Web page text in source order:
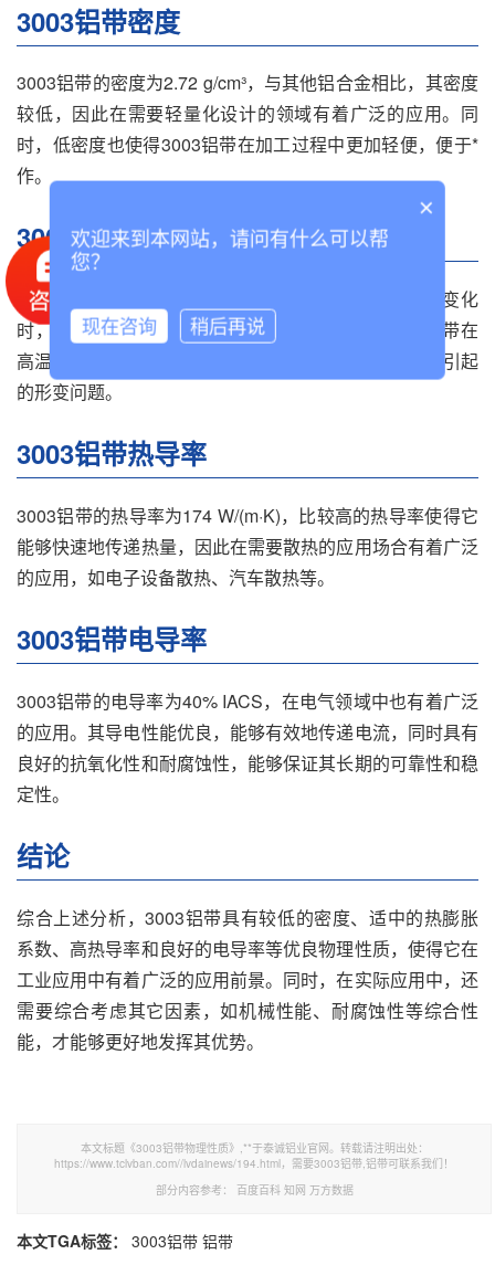
3003铝带密度
3003铝带的密度为2.72 g/cm³，与其他铝合金相比，其密度
较低，因此在需要轻量化设计的领域有着广泛的应用。同
时，低密度也使得3003铝带在加工过程中更加轻便，便于*
作。
3003铝带热膨胀系数
3003铝带的热膨胀系数为23.1×10^-6 K^-1，在温度变化
时，其长度会发生很小的变化。这种特性使得3003铝带在
高温环境下的应用更为可靠，不容易出现因温度变化而引起
的形变问题。
3003铝带热导率
3003铝带的热导率为174 W/(m·K)，比较高的热导率使得它
能够快速地传递热量，因此在需要散热的应用场合有着广泛
的应用，如电子设备散热、汽车散热等。
3003铝带电导率
3003铝带的电导率为40% IACS，在电气领域中也有着广泛
的应用。其导电性能优良，能够有效地传递电流，同时具有
良好的抗氧化性和耐腐蚀性，能够保证其长期的可靠性和稳
定性。
结论
综合上述分析，3003铝带具有较低的密度、适中的热膨胀
系数、高热导率和良好的电导率等优良物理性质，使得它在
工业应用中有着广泛的应用前景。同时，在实际应用中，还
需要综合考虑其它因素，如机械性能、耐腐蚀性等综合性
能，才能够更好地发挥其优势。
本文标题《3003铝带物理性质》,**于泰诚铝业官网。转载请注明出处：
https://www.tclvban.com//lvdainews/194.html，需要3003铝带,铝带可联系我们！
部分内容参考：
百度百科 知网 万方数据
本文TGA标签： 3003铝带 铝带
×
欢迎来到本网站，请问有什么可以帮
您？
现在咨询 稍后再说